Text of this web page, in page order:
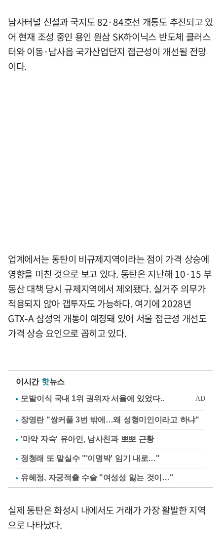
남사터널 신설과 국지도 82·84호선 개통도 추진되고 있
어 현재 조성 중인 용인 원삼 SK하이닉스 반도체 클러스
터와 이동·남사읍 국가산업단지 접근성이 개선될 전망
이다.
업계에서는 동탄이 비규제지역이라는 점이 가격 상승에
영향을 미친 것으로 보고 있다. 동탄은 지난해 10·15 부
동산 대책 당시 규제지역에서 제외됐다. 실거주 의무가
적용되지 않아 갭투자도 가능하다. 여기에 2028년
GTX-A 삼성역 개통이 예정돼 있어 서울 접근성 개선도
가격 상승 요인으로 꼽히고 있다.
이시간 핫뉴스
장영란 "쌍커풀 3번 밖에…왜 성형미인이라고 하냐"
'마약 자숙' 유아인, 남사친과 뽀뽀 근황
정청래 또 말실수 "'이명박' 임기 내로…"
유혜정, 자궁적출 수술 "여성성 잃는 것이…"
실제 동탄은 화성시 내에서도 거래가 가장 활발한 지역
으로 나타났다.